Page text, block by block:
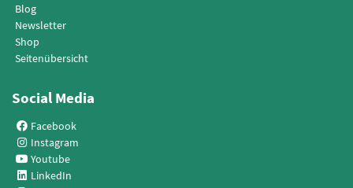
Blog
Newsletter
Shop
Seitenübersicht
Social Media
Facebook
Instagram
Youtube
LinkedIn